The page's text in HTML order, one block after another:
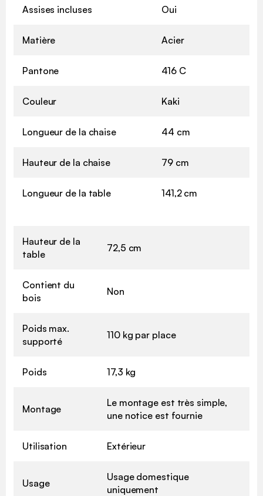
Assises incluses Oui
Matière Acier
Pantone 416 C
Couleur Kaki
Longueur de la chaise 44 cm
Hauteur de la chaise 79 cm
Longueur de la table 141,2 cm
Hauteur de la
table
72,5 cm
Contient du
bois
Non
Poids max.
supporté
110 kg par place
Poids 17,3 kg
Montage
Le montage est très simple,
une notice est fournie
Utilisation Extérieur
Usage
Usage domestique
uniquement